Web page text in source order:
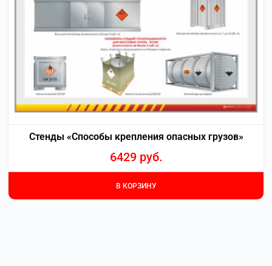
Стенды «Способы крепления опасных грузов»
6429 руб.
В КОРЗИНУ